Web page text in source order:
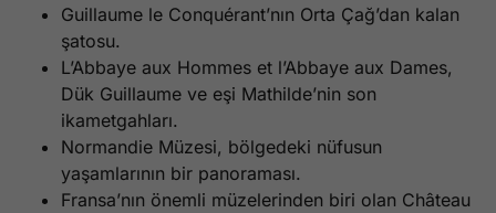
Guillaume le Conquérant’nın Orta Çağ’dan kalan
şatosu.
L’Abbaye aux Hommes et l’Abbaye aux Dames,
Dük Guillaume ve eşi Mathilde’nin son
ikametgahları.
Normandie Müzesi, bölgedeki nüfusun
yaşamlarının bir panoraması.
Fransa’nın önemli müzelerinden biri olan Château